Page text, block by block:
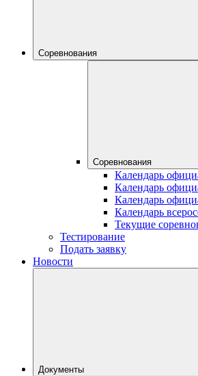
Соревнования
Соревнования
Календарь
Календарь
Календарь
Календарь
Текущие
Тестирование
Подать заявку
Новости
Документы